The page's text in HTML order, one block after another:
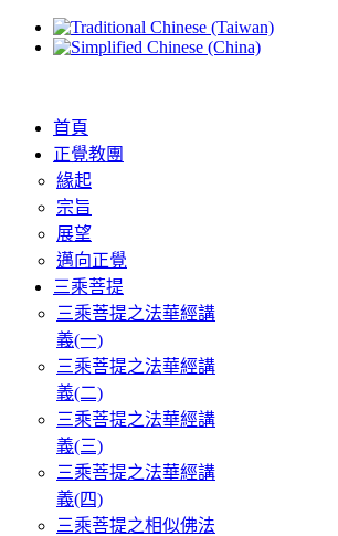
首頁
正覺教團
緣起
宗旨
展望
邁向正覺
三乘菩提
三乘菩提之法華經講
義(一)
三乘菩提之法華經講
義(二)
三乘菩提之法華經講
義(三)
三乘菩提之法華經講
義(四)
三乘菩提之相似佛法